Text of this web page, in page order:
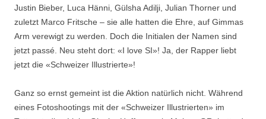
Justin Bieber, Luca Hänni, Gülsha Adilji, Julian Thorner und
zuletzt Marco Fritsche – sie alle hatten die Ehre, auf Gimmas
Arm verewigt zu werden. Doch die Initialen der Namen sind
jetzt passé. Neu steht dort: «I love SI»! Ja, der Rapper liebt
jetzt die «Schweizer Illustrierte»!
Ganz so ernst gemeint ist die Aktion natürlich nicht. Während
eines Fotoshootings mit der «Schweizer Illustrierten» im